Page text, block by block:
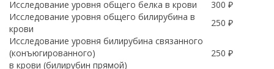
Исследование уровня общего белка в крови
300 ₽
Исследование уровня общего билирубина в
крови
250 ₽
Исследование уровня билирубина связанного
(конъюгированного)
в крови (билирубин прямой)
250 ₽